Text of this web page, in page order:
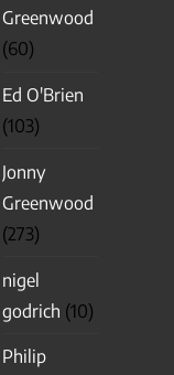
Greenwood
(60)
Ed O'Brien
(103)
Jonny
Greenwood
(273)
nigel
godrich (10)
Philip